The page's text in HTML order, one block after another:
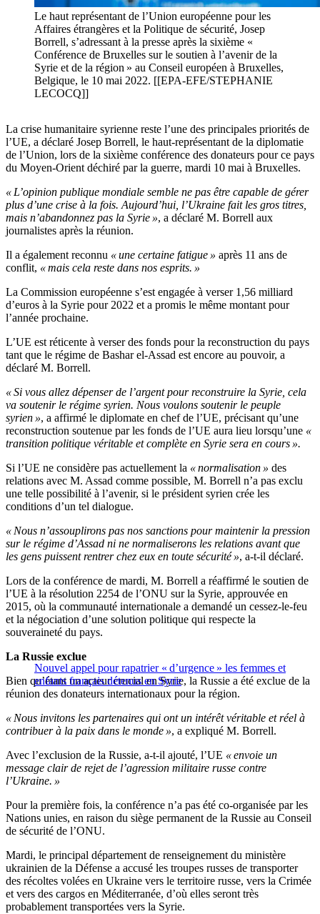
Le haut représentant de l’Union européenne pour les
Affaires étrangères et la Politique de sécurité, Josep
Borrell, s’adressant à la presse après la sixième «
Conférence de Bruxelles sur le soutien à l’avenir de la
Syrie et de la région » au Conseil européen à Bruxelles,
Belgique, le 10 mai 2022. [[EPA-EFE/STEPHANIE
LECOCQ]]
La crise humanitaire syrienne reste l’une des principales priorités de
l’UE, a déclaré Josep Borrell, le haut-représentant de la diplomatie
de l’Union, lors de la sixième conférence des donateurs pour ce pays
du Moyen-Orient déchiré par la guerre, mardi 10 mai à Bruxelles.
« L’opinion publique mondiale semble ne pas être capable de gérer
plus d’une crise à la fois. Aujourd’hui, l’Ukraine fait les gros titres,
mais n’abandonnez pas la Syrie », a déclaré M. Borrell aux
journalistes après la réunion.
Il a également reconnu « une certaine fatigue » après 11 ans de
conflit, « mais cela reste dans nos esprits. »
La Commission européenne s’est engagée à verser 1,56 milliard
d’euros à la Syrie pour 2022 et a promis le même montant pour
l’année prochaine.
L’UE est réticente à verser des fonds pour la reconstruction du pays
tant que le régime de Bashar el-Assad est encore au pouvoir, a
déclaré M. Borrell.
« Si vous allez dépenser de l’argent pour reconstruire la Syrie, cela
va soutenir le régime syrien. Nous voulons soutenir le peuple
syrien », a affirmé le diplomate en chef de l’UE, précisant qu’une
reconstruction soutenue par les fonds de l’UE aura lieu lorsqu’une «
transition politique véritable et complète en Syrie sera en cours ».
Si l’UE ne considère pas actuellement la « normalisation » des
relations avec M. Assad comme possible, M. Borrell n’a pas exclu
une telle possibilité à l’avenir, si le président syrien crée les
conditions d’un tel dialogue.
« Nous n’assouplirons pas nos sanctions pour maintenir la pression
sur le régime d’Assad ni ne normaliserons les relations avant que
les gens puissent rentrer chez eux en toute sécurité », a-t-il déclaré.
Lors de la conférence de mardi, M. Borrell a réaffirmé le soutien de
l’UE à la résolution 2254 de l’ONU sur la Syrie, approuvée en
2015, où la communauté internationale a demandé un cessez-le-feu
et la négociation d’une solution politique qui respecte la
souveraineté du pays.
Nouvel appel pour rapatrier « d’urgence » les femmes et
enfants français détenus en Syrie
La Russie exclue
Bien qu’étant un acteur crucial en Syrie, la Russie a été exclue de la
réunion des donateurs internationaux pour la région.
« Nous invitons les partenaires qui ont un intérêt véritable et réel à
contribuer à la paix dans le monde », a expliqué M. Borrell.
Avec l’exclusion de la Russie, a-t-il ajouté, l’UE « envoie un
message clair de rejet de l’agression militaire russe contre
l’Ukraine. »
Pour la première fois, la conférence n’a pas été co-organisée par les
Nations unies, en raison du siège permanent de la Russie au Conseil
de sécurité de l’ONU.
Mardi, le principal département de renseignement du ministère
ukrainien de la Défense a accusé les troupes russes de transporter
des récoltes volées en Ukraine vers le territoire russe, vers la Crimée
et vers des cargos en Méditerranée, d’où elles seront très
probablement transportées vers la Syrie.